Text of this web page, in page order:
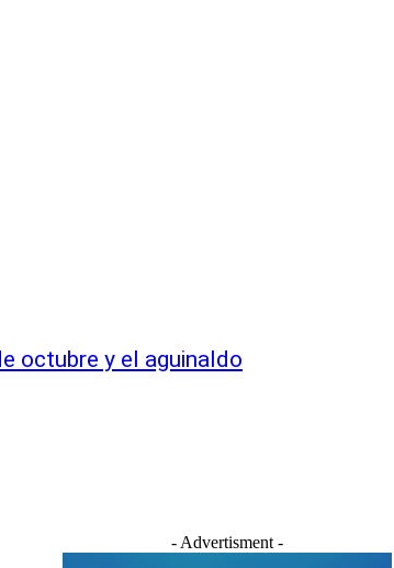
octubre y el aguinaldo
- Advertisment -